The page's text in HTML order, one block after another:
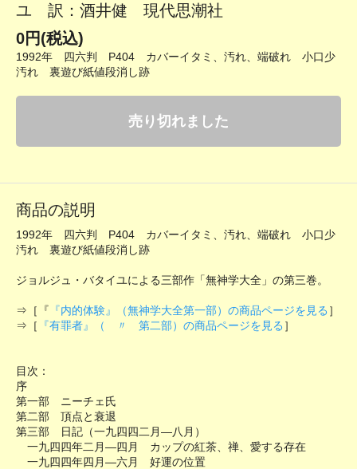
ユ 訳：酒井健 現代思潮社
0円(税込)
1992年 四六判 P404 カバーイタミ、汚れ、端破れ 小口少
汚れ 裏遊び紙値段消し跡
売り切れました
商品の説明
1992年 四六判 P404 カバーイタミ、汚れ、端破れ 小口少
汚れ 裏遊び紙値段消し跡
ジョルジュ・バタイユによる三部作「無神学大全」の第三巻。
⇒［『 『内的体験』（無神学大全第一部）の商品ページを見る ］
⇒［
『有罪者』（ 〃 第二部）の商品ページを見る ］
目次：
序
第一部 ニーチェ氏
第二部 頂点と衰退
第三部 日記（一九四四二月―八月）
一九四四年二月―四月 カップの紅茶、禅、愛する存在
一九四四年四月―六月 好運の位置